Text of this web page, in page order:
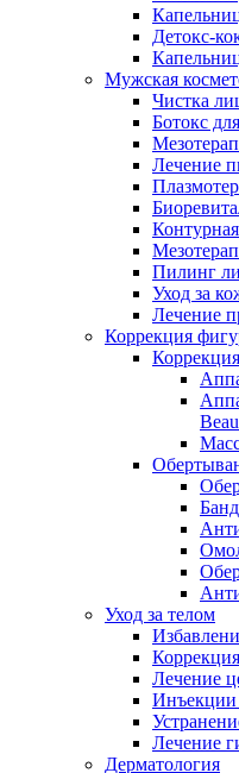
Детокс-
Мужская
Чистка
Ботокс
Лечение
Пилинг
Уход за
Лечение
Коррекция
Уход за телом
Лечение
Инъекции
Лечение
Дерматология